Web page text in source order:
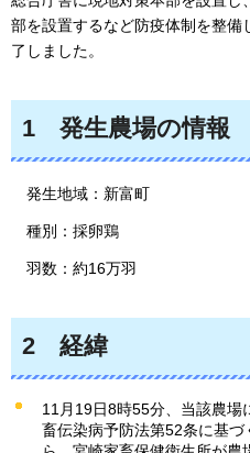
部を設置するなど防疫体制を整
了しました。
1 発生農場の情報
発生地域：新富町
種別：採卵鶏
羽数：約16万羽
2 経緯
11月19日8時55分、当該農場
畜伝染病予防法第52条に基